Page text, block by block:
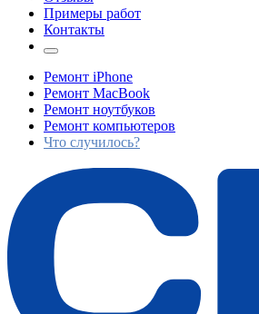
Примеры работ
Контакты
Ремонт iPhone
Ремонт MacBook
Ремонт ноутбуков
Ремонт компьютеров
Что случилось?